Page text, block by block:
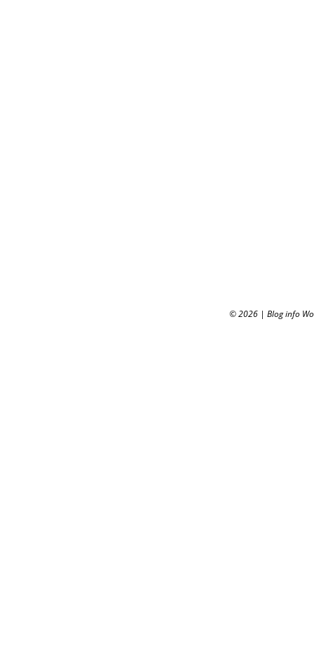
© 2026 | Blog info